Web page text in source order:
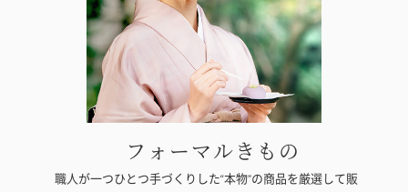
フォーマルきもの
職人が一つひとつ手づくりした“本物”の商品を厳選して販